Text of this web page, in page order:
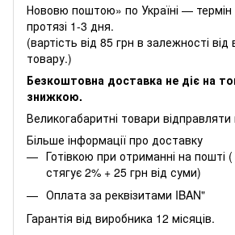
Нововю поштою» по Україні — термін
протязі 1-3 дня.
(вартість від 85 грн в залежності від
товару.)
Безкоштовна доставка не діє на
знижкою.
Великогабаритні товари
Більше інформації про доставку
Готівкою при отриманні на
стягує 2% + 25 грн від суми)
Оплата за реквізитами IBAN"
Гарантія від виробника 12 місяців.